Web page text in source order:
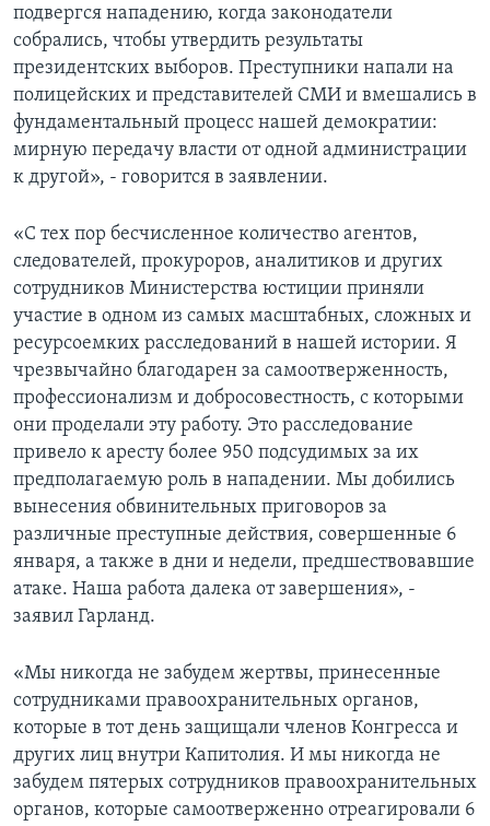
подвергся нападению, когда законодатели
собрались, чтобы утвердить результаты
президентских выборов. Преступники напали на
полицейских и представителей СМИ и вмешались в
фундаментальный процесс нашей демократии:
мирную передачу власти от одной администрации
к другой», - говорится в заявлении.
«С тех пор бесчисленное количество агентов,
следователей, прокуроров, аналитиков и других
сотрудников Министерства юстиции приняли
участие в одном из самых масштабных, сложных и
ресурсоемких расследований в нашей истории. Я
чрезвычайно благодарен за самоотверженность,
профессионализм и добросовестность, с которыми
они проделали эту работу. Это расследование
привело к аресту более 950 подсудимых за их
предполагаемую роль в нападении. Мы добились
вынесения обвинительных приговоров за
различные преступные действия, совершенные 6
января, а также в дни и недели, предшествовавшие
атаке. Наша работа далека от завершения», -
заявил Гарланд.
«Мы никогда не забудем жертвы, принесенные
сотрудниками правоохранительных органов,
которые в тот день защищали членов Конгресса и
других лиц внутри Капитолия. И мы никогда не
забудем пятерых сотрудников правоохранительных
органов, которые самоотверженно отреагировали 6